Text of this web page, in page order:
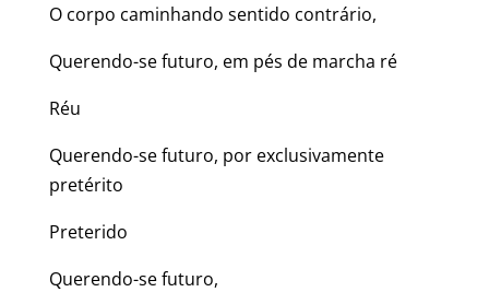
O corpo caminhando sentido contrário,
Querendo-se futuro, em pés de marcha ré
Réu
Querendo-se futuro, por exclusivamente
pretérito
Preterido
Querendo-se futuro,